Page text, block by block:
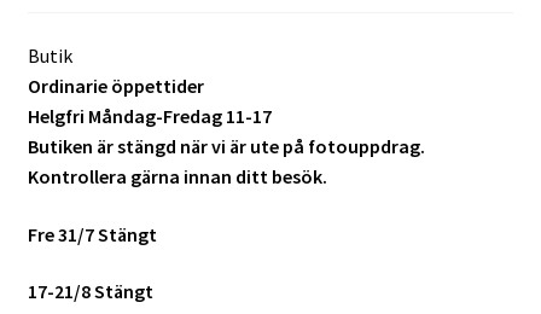
Butik
Ordinarie öppettider
Helgfri Måndag-Fredag 11-17
Butiken är stängd när vi är ute på fotouppdrag.
Kontrollera gärna innan ditt besök.
Fre 31/7 Stängt
17-21/8 Stängt